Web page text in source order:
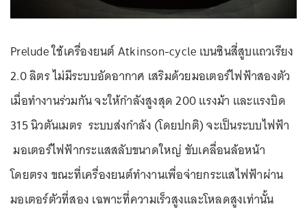
Prelude ใช้เครื่องยนต์ Atkinson-cycle เบนซินสี่สูบแถวเรียง
2.0 ลิตร ไม่มีระบบอัดอากาศ เสริมด้วยมอเตอร์ไฟฟ้าสองตัว
เมื่อทำงานร่วมกัน จะให้กำลังสูงสุด 200 แรงม้า และแรงบิด
315 นิวตันเมตร ระบบส่งกำลัง (โดยปกติ) จะเป็นระบบไฟฟ้า
มอเตอร์ไฟฟ้ากระแสสลับขนาดใหญ่ ขับเคลื่อนล้อหน้า
โดยตรง ขณะที่เครื่องยนต์ทำงานเพื่อจ่ายกระแสไฟฟ้าผ่าน
มอเตอร์ตัวที่สอง เฉพาะที่ความเร็วสูงและโหลดสูงเท่านั้น